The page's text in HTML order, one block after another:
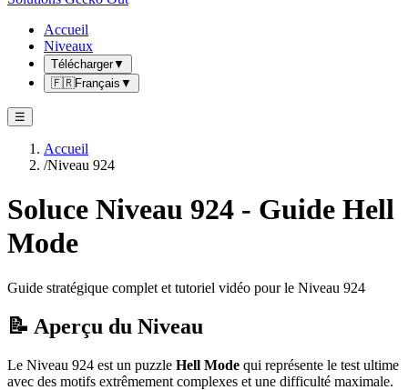
Accueil
Niveaux
Télécharger▼
🇫🇷Français ▼
☰
Accueil
/Niveau 924
Soluce Niveau 924 - Guide Hell
Mode
Guide stratégique complet et tutoriel vidéo pour le Niveau 924
📝 Aperçu du Niveau
Le Niveau 924 est un puzzle Hell Mode qui représente le test ultime
avec des motifs extrêmement complexes et une difficulté maximale.